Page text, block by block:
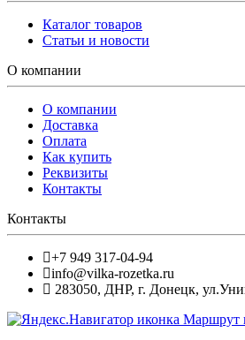
Каталог товаров
Статьи и новости
О компании
О компании
Доставка
Оплата
Как купить
Реквизиты
Контакты
Контакты
+7 949 317-04-94
info@vilka-rozetka.ru
283050, ДНР, г. Донецк,
Маршрут